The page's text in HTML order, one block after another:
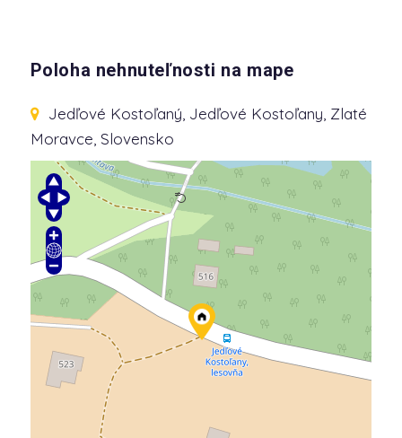
Poloha nehnuteľnosti na mape
Jedľové Kostoľaný , Jedľové Kostoľany, Zlaté
Moravce, Slovensko